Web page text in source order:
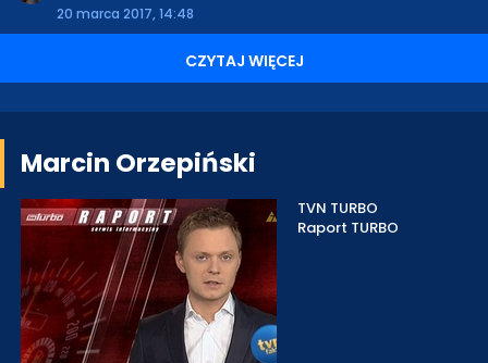
20 marca 2017, 14:48
CZYTAJ WIĘCEJ
Marcin Orzepiński
TVN TURBO
Raport TURBO